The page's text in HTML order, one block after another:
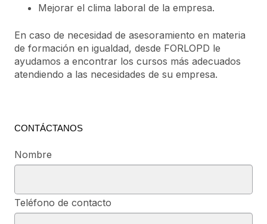
Mejorar el clima laboral de la empresa.
En caso de necesidad de asesoramiento en materia
de formación en igualdad, desde FORLOPD le
ayudamos a encontrar los cursos más adecuados
atendiendo a las necesidades de su empresa.
CONTÁCTANOS
Nombre
Teléfono de contacto